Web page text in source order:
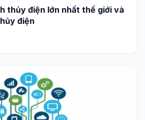
thủy điện lớn nhất thế giới và
điện